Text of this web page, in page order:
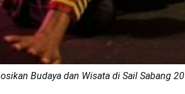
Budaya dan Wisata di Sail Sabang